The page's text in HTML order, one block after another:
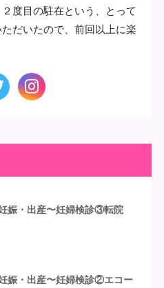
度目の駐在という、とって
だいたので、前回以上に楽
娠・出産〜妊婦検診③転院
娠・出産〜妊婦検診②エコー